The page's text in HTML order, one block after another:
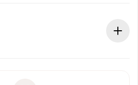
nada e ofereceremos